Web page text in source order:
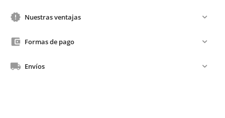
Nuestras ventajas
Formas de pago
Envíos